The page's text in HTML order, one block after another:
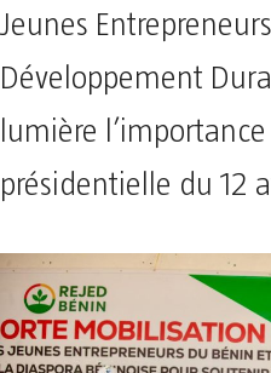
Jeunes
Développement
lumière l’importance
présidentielle du 12